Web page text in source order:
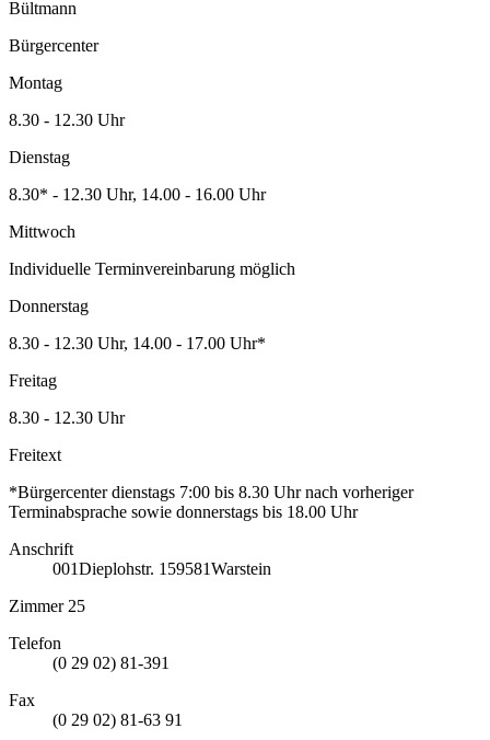
Bültmann
Bürgercenter
Montag
8.30 - 12.30 Uhr
Dienstag
8.30* - 12.30 Uhr, 14.00 - 16.00 Uhr
Mittwoch
Individuelle Terminvereinbarung möglich
Donnerstag
8.30 - 12.30 Uhr, 14.00 - 17.00 Uhr*
Freitag
8.30 - 12.30 Uhr
Freitext
*Bürgercenter dienstags 7:00 bis 8.30 Uhr nach vorheriger
Terminabsprache sowie donnerstags bis 18.00 Uhr
Anschrift
001Dieplohstr. 1 59581Warstein
Zimmer 25
Telefon
(0 29 02) 81-391
Fax
(0 29 02) 81-63 91